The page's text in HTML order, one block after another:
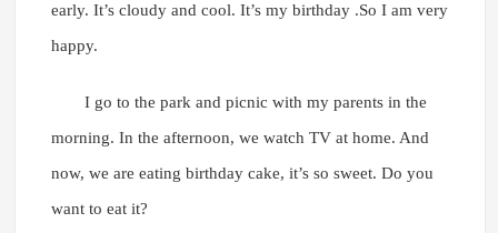
early. It’s cloudy and cool. It’s my birthday .So I am very
happy.
I go to the park and picnic with my parents in the
morning. In the afternoon, we watch TV at home. And
now, we are eating birthday cake, it’s so sweet. Do you
want to eat it?